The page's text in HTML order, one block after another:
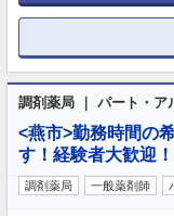
調剤薬局 ｜ パート・ア
<燕市>勤務時間の
す！経験者大歓迎
調剤薬局 一般薬剤師